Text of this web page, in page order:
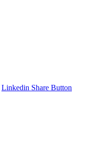
Linkedin Share Button